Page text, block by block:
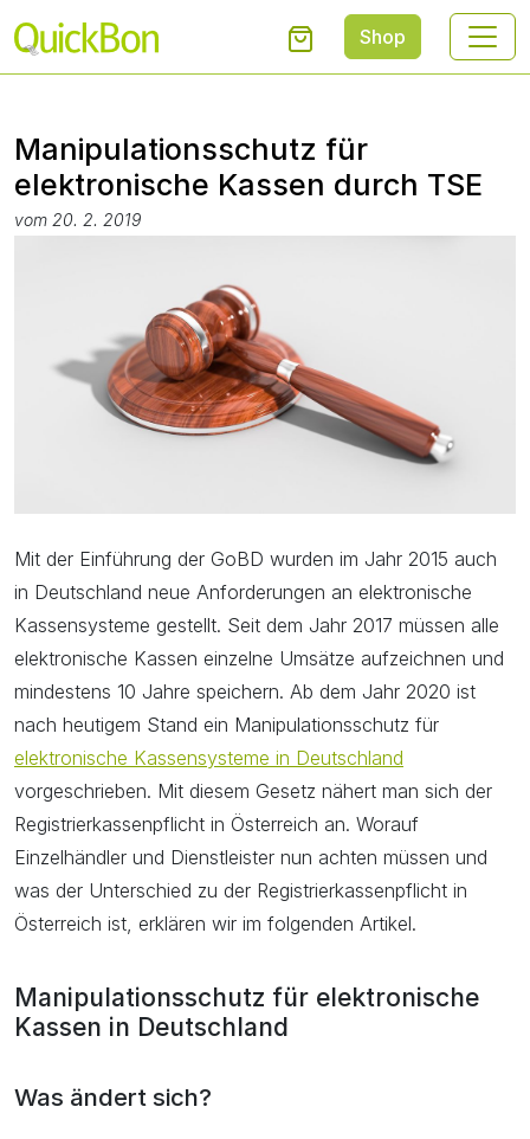
Shop
Manipulationsschutz für
elektronische Kassen durch TSE
vom 20. 2. 2019
Mit der Einführung der GoBD wurden im Jahr 2015 auch
in Deutschland neue Anforderungen an elektronische
Kassensysteme gestellt. Seit dem Jahr 2017 müssen alle
elektronische Kassen einzelne Umsätze aufzeichnen und
mindestens 10 Jahre speichern. Ab dem Jahr 2020 ist
nach heutigem Stand ein Manipulationsschutz für
elektronische Kassensysteme in Deutschland
vorgeschrieben. Mit diesem Gesetz nähert man sich der
Registrierkassenpflicht in Österreich an. Worauf
Einzelhändler und Dienstleister nun achten müssen und
was der Unterschied zu der Registrierkassenpflicht in
Österreich ist, erklären wir im folgenden Artikel.
Manipulationsschutz für elektronische
Kassen in Deutschland
Was ändert sich?